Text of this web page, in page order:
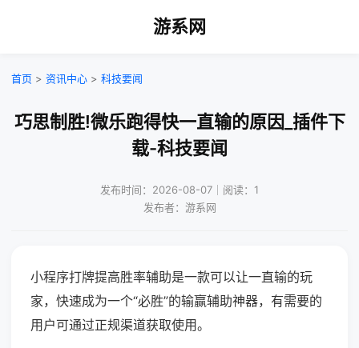
游系网
首页 > 资讯中心 > 科技要闻
巧思制胜!微乐跑得快一直输的原因_插件下
载-科技要闻
发布时间：2026-08-07｜阅读：1
发布者：游系网
小程序打牌提高胜率辅助是一款可以让一直输的玩
家，快速成为一个“必胜”的输赢辅助神器，有需要的
用户可通过正规渠道获取使用。